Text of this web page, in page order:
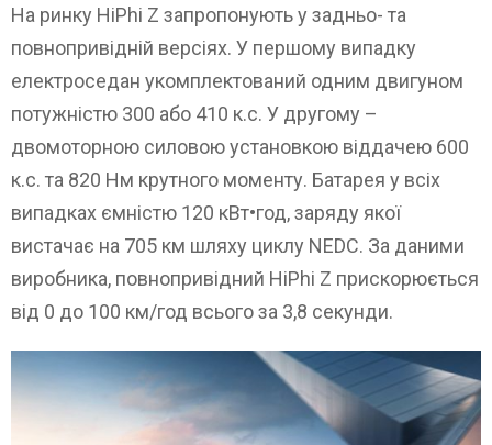
На ринку HiPhi Z запропонують у задньо- та
повнопривідній версіях. У першому випадку
електроседан укомплектований одним двигуном
потужністю 300 або 410 к.с. У другому –
двомоторною силовою установкою віддачею 600
к.с. та 820 Нм крутного моменту. Батарея у всіх
випадках ємністю 120 кВт•год, заряду якої
вистачає на 705 км шляху циклу NEDC. За даними
виробника, повнопривідний HiPhi Z прискорюється
від 0 до 100 км/год всього за 3,8 секунди.